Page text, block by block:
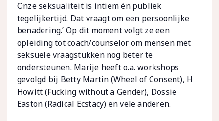
Onze seksualiteit is intiem én publiek
tegelijkertijd. Dat vraagt om een persoonlijke
benadering.’ Op dit moment volgt ze een
opleiding tot coach/counselor om mensen met
seksuele vraagstukken nog beter te
ondersteunen. Marije heeft o.a. workshops
gevolgd bij Betty Martin (Wheel of Consent), H
Howitt (Fucking without a Gender), Dossie
Easton (Radical Ecstacy) en vele anderen.